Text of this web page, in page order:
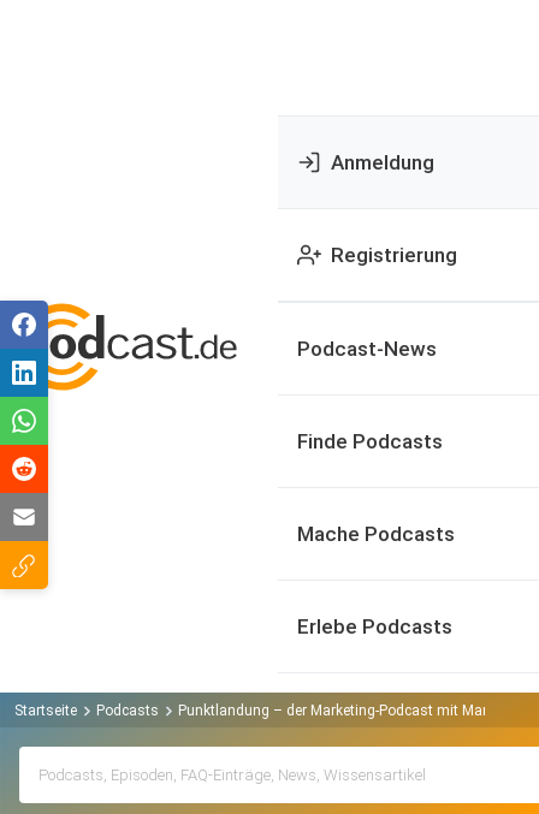
Anmeldung
Registrierung
Podcast-News
Finde Podcasts
Mache Podcasts
Erlebe Podcasts
Startseite Podcasts Punktlandung – der Marketing-Podcast mit Marike